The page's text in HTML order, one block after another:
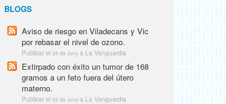
BLOGS
Aviso de riesgo en Viladecans y Vic
por rebasar el nivel de ozono.
Publicat el 25 de Juny a La Vanguardia
Extirpado con éxito un tumor de 168
gramos a un feto fuera del útero
materno.
Publicat el 25 de Juny a La Vanguardia